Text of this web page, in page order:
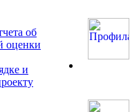
об
оценки
и